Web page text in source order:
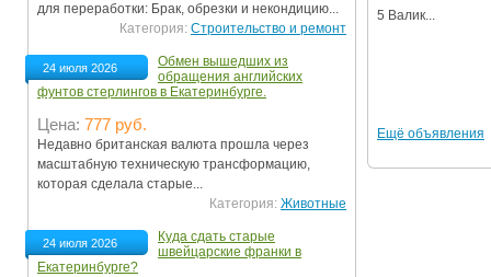
5 Валик...
Ещё объявления
для переработки: Брак, обрезки и некондицию...
Категория: Строительство и ремонт
24 июля 2026
Обмен вышедших из
обращения английских
фунтов стерлингов в Екатеринбурге.
Цена: 777 руб.
Недавно британская валюта прошла через
масштабную техническую трансформацию,
которая сделала старые...
Категория: Животные
24 июля 2026
Куда сдать старые
швейцарские франки в
Екатеринбурге?